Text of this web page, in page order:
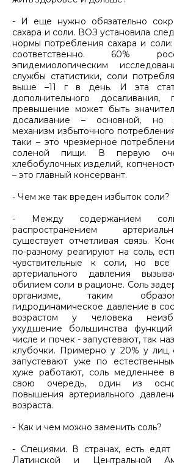
- И еще нужно обязательно
сахара и соли. ВОЗ установила
нормы потребления сахара и
соответственно. 60%
эпидемиологическим
службы статистики, соли
выше –11 г в день. И эта
дополнительного досаливания,
превышение может быть
досаливание – основной, но
механизм избыточного
таки – это чрезмерное
соленой пищи. В первую
хлебобулочных изделий,
– это главный консервант.
- Чем же так вреден избыток соли?
- Между содержанием
распространением
существует отчетливая связь.
по-разному реагируют на соль,
чувствительные к соли, но
артериального давления
обилием соли в рационе. Соль
организме, таким
гидродинамическое давление в
возрастом у человека
ухудшение большинства
числе и почек - запустевают, так
клубочки. Примерно у 20% у лиц
запустевают уже по
хуже работают, соль медленнее
свою очередь, один из
повышения артериального
возраста.
- Как и чем можно заменить соль?
- Специями. В странах, есть
Латинской и Центральной